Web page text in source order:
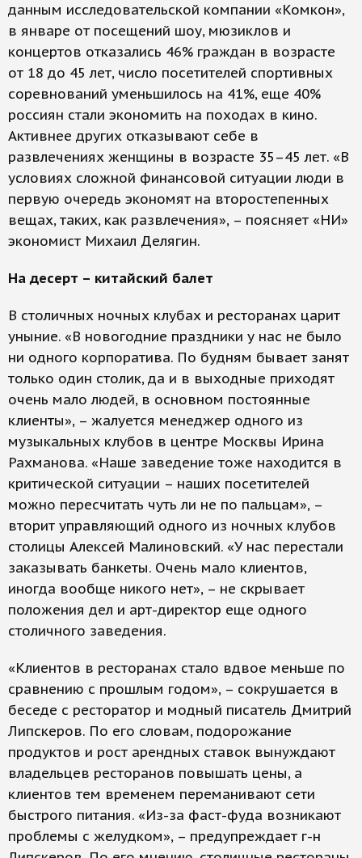
данным исследовательской компании «Комкон»,
в январе от посещений шоу, мюзиклов и
концертов отказались 46% граждан в возрасте
от 18 до 45 лет, число посетителей спортивных
соревнований уменьшилось на 41%, еще 40%
россиян стали экономить на походах в кино.
Активнее других отказывают себе в
развлечениях женщины в возрасте 35–45 лет. «В
условиях сложной финансовой ситуации люди в
первую очередь экономят на второстепенных
вещах, таких, как развлечения», – поясняет «НИ»
экономист Михаил Делягин.
На десерт – китайский балет
В столичных ночных клубах и ресторанах царит
уныние. «В новогодние праздники у нас не было
ни одного корпоратива. По будням бывает занят
только один столик, да и в выходные приходят
очень мало людей, в основном постоянные
клиенты», – жалуется менеджер одного из
музыкальных клубов в центре Москвы Ирина
Рахманова. «Наше заведение тоже находится в
критической ситуации – наших посетителей
можно пересчитать чуть ли не по пальцам», –
вторит управляющий одного из ночных клубов
столицы Алексей Малиновский. «У нас перестали
заказывать банкеты. Очень мало клиентов,
иногда вообще никого нет», – не скрывает
положения дел и арт-директор еще одного
столичного заведения.
«Клиентов в ресторанах стало вдвое меньше по
сравнению с прошлым годом», – сокрушается в
беседе с ресторатор и модный писатель Дмитрий
Липскеров. По его словам, подорожание
продуктов и рост арендных ставок вынуждают
владельцев ресторанов повышать цены, а
клиентов тем временем переманивают сети
быстрого питания. «Из-за фаст-фуда возникают
проблемы с желудком», – предупреждает г-н